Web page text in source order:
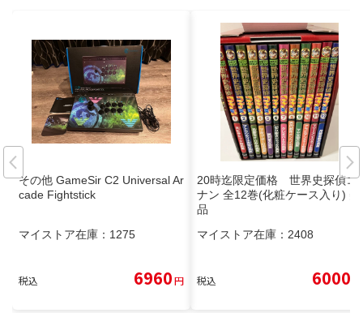
その他 GameSir C2 Universal Ar
cade Fightstick
マイストア在庫： 1275
税込 6960円
20時迄限定価格 世界史探偵コ
ナン 全12巻(化粧ケース入り) 美
品
マイストア在庫： 2408
税込 6000